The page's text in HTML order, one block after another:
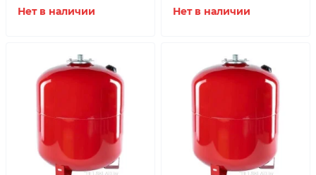
Нет в наличии Нет в наличии